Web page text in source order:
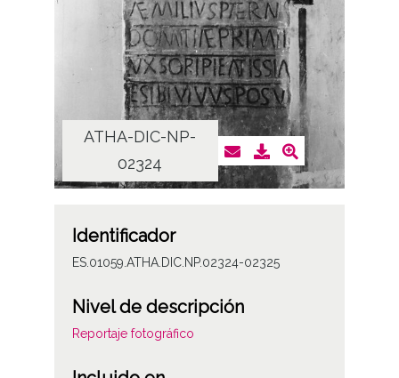
ATHA-DIC-NP-
02324
Identificador
ES.01059.ATHA.DIC.NP.02324-02325
Nivel de descripción
Reportaje fotográfico